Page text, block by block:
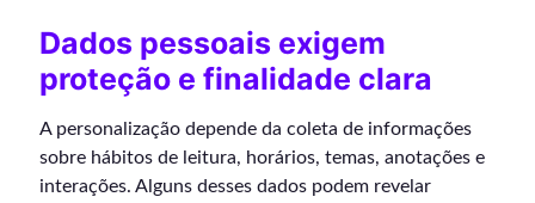
Dados pessoais exigem
proteção e finalidade clara
A personalização depende da coleta de informações
sobre hábitos de leitura, horários, temas, anotações e
interações. Alguns desses dados podem revelar